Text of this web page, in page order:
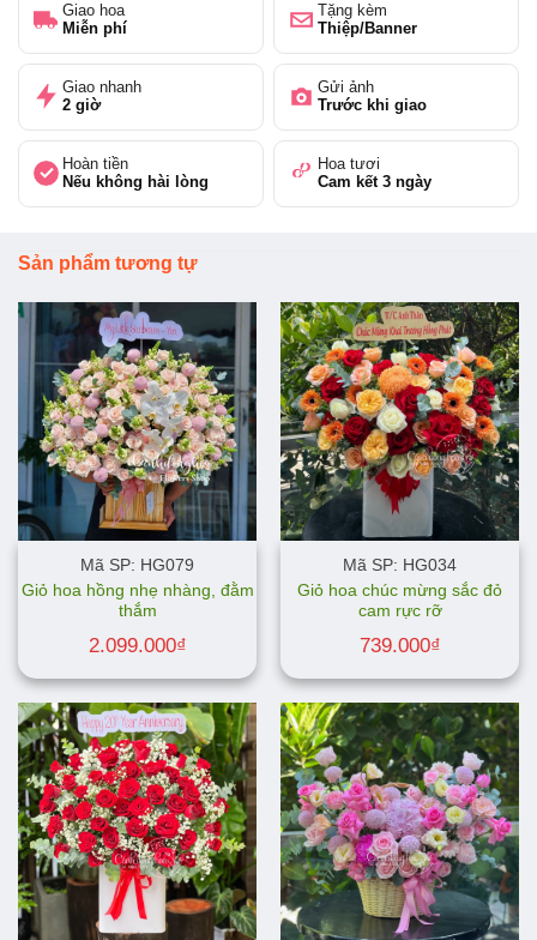
Giao hoa
Miễn phí
Tặng kèm
Thiệp/Banner
Giao nhanh
2 giờ
Gửi ảnh
Trước khi giao
Hoàn tiền
Nếu không hài lòng
Hoa tươi
Cam kết 3 ngày
Sản phẩm tương tự
Mã SP: HG079
Giỏ hoa hồng nhẹ nhàng, đằm
thắm
2.099.000₫
Mã SP: HG034
Giỏ hoa chúc mừng sắc đỏ
cam rực rỡ
739.000₫